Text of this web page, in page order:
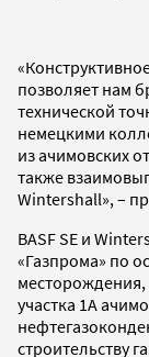
позволяет нам
технической
немецкими
из ачимовских
также
Wintershall», –
BASF SE и
«Газпрома» по
участка 1А
строительству